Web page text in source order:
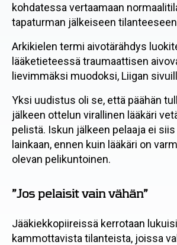
kohdatessa vertaamaan
tapaturman jälkeiseen
Arkikielen termi aivotärähdys
lääketieteessä traumaattisen
lievimmäksi muodoksi, Liigan
Yksi uudistus oli se, että päähän
jälkeen ottelun virallinen lääkäri
pelistä. Iskun jälkeen pelaaja ei siis
lainkaan, ennen kuin lääkäri on
olevan pelikuntoinen.
”Jos pelaisit vain vähän”
Jääkiekkopiireissä kerrotaan
kammottavista tilanteista, joissa